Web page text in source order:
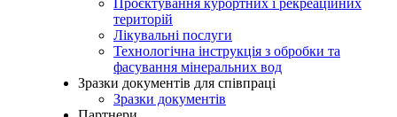
Проєктування курортних і рекреаційних
територій
Лікувальні послуги
Технологічна інструкція з обробки та
фасування мінеральних вод
Зразки документів для співпраці
Зразки документів